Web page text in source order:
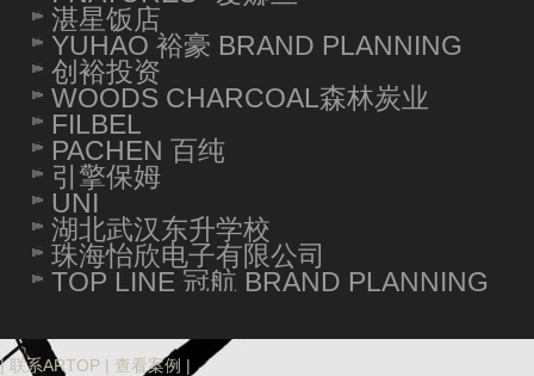
湛星饭店
YUHAO 裕豪 BRAND PLANNING
创裕投资
WOODS CHARCOAL森林炭业
FILBEL
PACHEN 百纯
引擎保姆
UNI
湖北武汉东升学校
珠海怡欣电子有限公司
TOP LINE 冠航 BRAND PLANNING
|联系ARTOP | 查看案例 |